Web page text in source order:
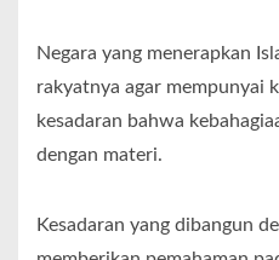
Negara yang menerapkan
rakyatnya agar mempunyai
kesadaran bahwa
dengan materi.
Kesadaran yang dibangun